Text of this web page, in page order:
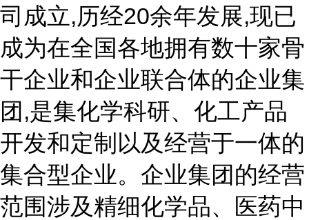
司成立,历经20余年发展,现已
成为在全国各地拥有数十家骨
干企业和企业联合体的企业集
团,是集化学科研、化工产品
开发和定制以及经营于一体的
集合型企业。企业集团的经营
范围涉及精细化学品、医药中